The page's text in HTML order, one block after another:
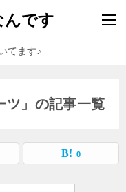
んです
てます♪
ツ」の記事一覧
0